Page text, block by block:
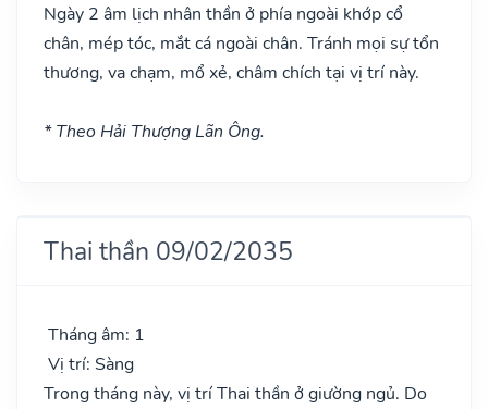
Ngày 2 âm lịch nhân thần ở phía ngoài khớp cổ
chân, mép tóc, mắt cá ngoài chân. Tránh mọi sự tổn
thương, va chạm, mổ xẻ, châm chích tại vị trí này.
* Theo Hải Thượng Lãn Ông.
Thai thần 09/02/2035
Tháng âm: 1
Vị trí: Sàng
Trong tháng này, vị trí Thai thần ở giường ngủ. Do